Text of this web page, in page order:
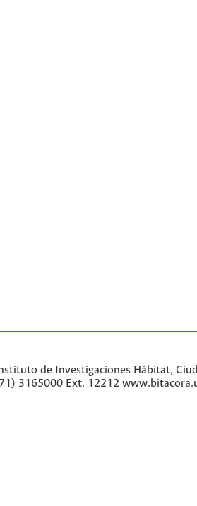
de Investigaciones Hábitat,
3165000 Ext. 12212